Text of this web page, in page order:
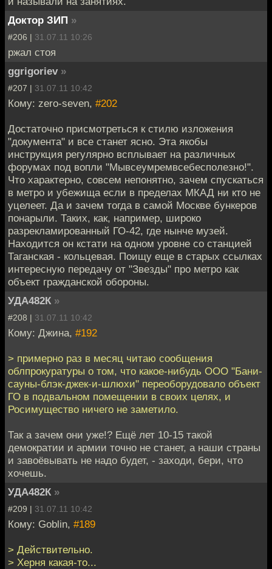
Доктор ЗИП »
#206 | 31.07.11 10:26
ржал стоя
ggrigoriev »
#207 | 31.07.11 10:42
Кому: zero-seven, #202
Достаточно присмотреться к стилю изложения
"документа" и все станет ясно. Эта якобы
инструкция регулярно всплывает на различных
форумах под вопли "Мывсеумремвсебесполезно!".
Что характерно, совсем непонятно, зачем спускаться
в метро и убежища если в пределах МКАД ни кто не
уцелеет. Да и зачем тогда в самой Москве бункеров
понарыли. Таких, как, например, широко
разрекламированный ГО-42, где нынче музей.
Находится он кстати на одном уровне со станцией
Таганская - кольцевая. Поищу еще в старых ссылках
интересную передачу от "Звезды" про метро как
объект гражданской обороны.
УДА482К »
#208 | 31.07.11 10:42
Кому: Джина, #192
> примерно раз в месяц читаю сообщения
облпрокуратуры о том, что какое-нибудь ООО "Бани-
сауны-блэк-джек-и-шлюхи" переоборудовало объект
ГО в подвальном помещении в своих целях, и
Росимущество ничего не заметило.
Так а зачем они уже!? Ещё лет 10-15 такой
демократии и армии точно не станет, а наши страны
и завоёвывать не надо будет, - заходи, бери, что
хочешь.
УДА482К »
#209 | 31.07.11 10:42
Кому: Goblin, #189
> Действительно.
> Херня какая-то...